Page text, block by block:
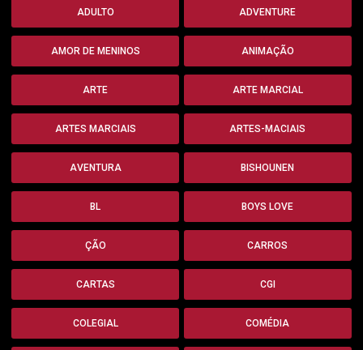
ADULTO ADVENTURE
AMOR DE MENINOS ANIMAÇÃO
ARTE ARTE MARCIAL
ARTES MARCIAIS ARTES-MACIAIS
AVENTURA BISHOUNEN
BL BOYS LOVE
ÇÃO CARROS
CARTAS CGI
COLEGIAL COMÉDIA